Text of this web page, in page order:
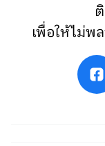
เพื่อให้ไม่พ